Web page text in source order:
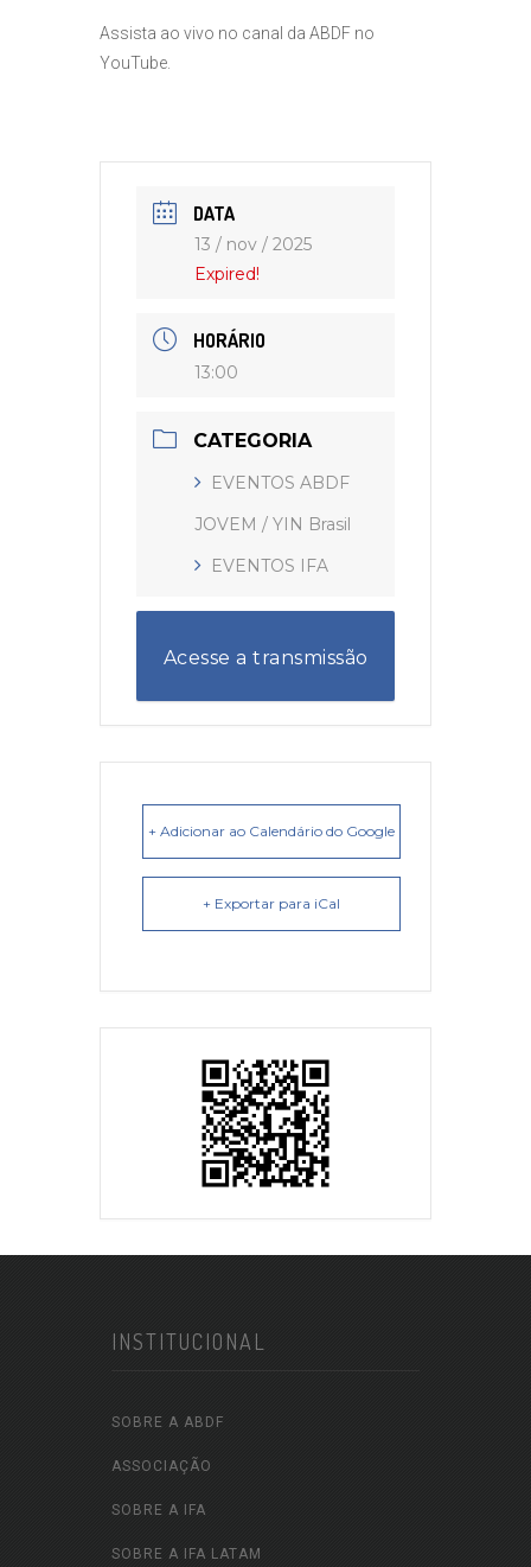
Assista ao vivo no canal da ABDF no
YouTube.
DATA
13 / nov / 2025
Expired!
HORÁRIO
13:00
CATEGORIA
EVENTOS ABDF
JOVEM / YIN Brasil
EVENTOS IFA
Acesse a transmissão
+ Adicionar ao Calendário do Google
+ Exportar para iCal
INSTITUCIONAL
SOBRE A ABDF
ASSOCIAÇÃO
SOBRE A IFA
SOBRE A IFA LATAM